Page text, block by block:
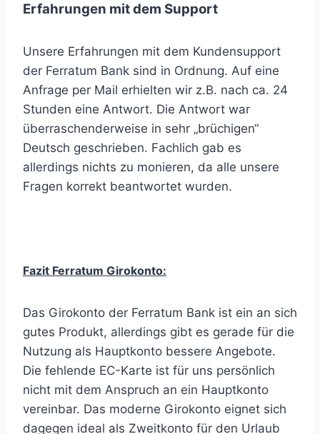
Erfahrungen mit dem Support
Unsere Erfahrungen mit dem Kundensupport
der Ferratum Bank sind in Ordnung. Auf eine
Anfrage per Mail erhielten wir z.B. nach ca. 24
Stunden eine Antwort. Die Antwort war
überraschenderweise in sehr „brüchigen“
Deutsch geschrieben. Fachlich gab es
allerdings nichts zu monieren, da alle unsere
Fragen korrekt beantwortet wurden.
Fazit Ferratum Girokonto:
Das Girokonto der Ferratum Bank ist ein an sich
gutes Produkt, allerdings gibt es gerade für die
Nutzung als Hauptkonto bessere Angebote.
Die fehlende EC-Karte ist für uns persönlich
nicht mit dem Anspruch an ein Hauptkonto
vereinbar. Das moderne Girokonto eignet sich
dagegen ideal als Zweitkonto für den Urlaub